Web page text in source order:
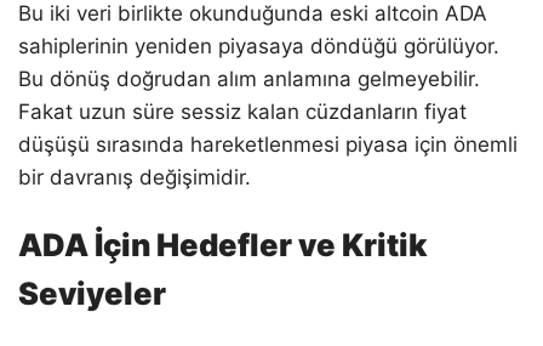
Bu iki veri birlikte okunduğunda eski altcoin ADA
sahiplerinin yeniden piyasaya döndüğü görülüyor.
Bu dönüş doğrudan alım anlamına gelmeyebilir.
Fakat uzun süre sessiz kalan cüzdanların fiyat
düşüşü sırasında hareketlenmesi piyasa için önemli
bir davranış değişimidir.
ADA İçin Hedefler ve Kritik
Seviyeler